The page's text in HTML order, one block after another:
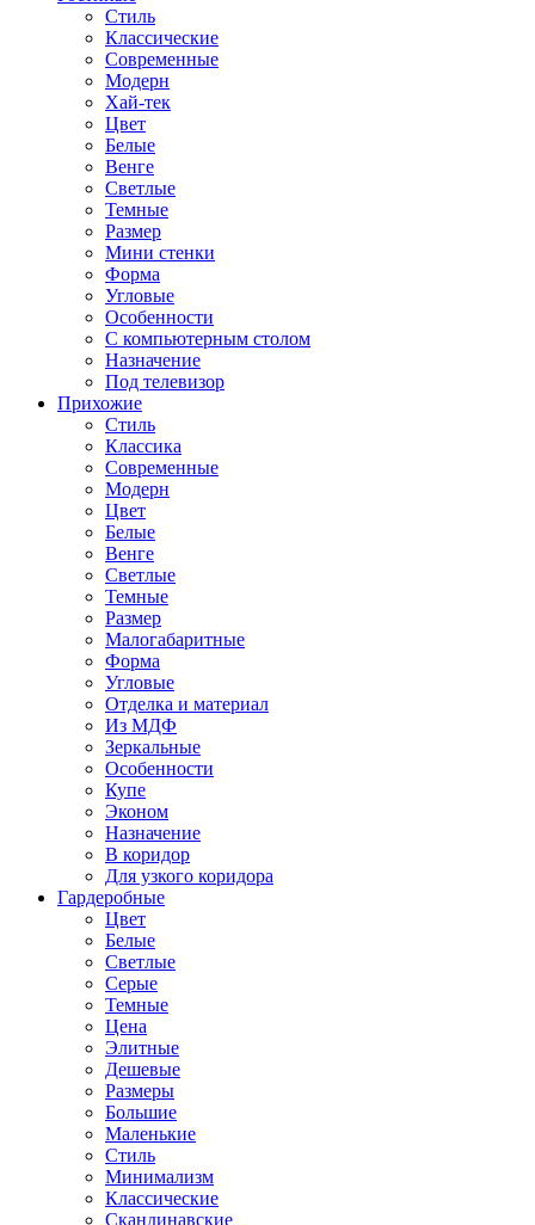
Стиль
Классические
Современные
Модерн
Хай-тек
Цвет
Белые
Венге
Светлые
Темные
Размер
Мини стенки
Форма
Угловые
Особенности
С компьютерным столом
Назначение
Под телевизор
Прихожие
Стиль
Классика
Современные
Модерн
Цвет
Белые
Венге
Светлые
Темные
Размер
Малогабаритные
Форма
Угловые
Отделка и материал
Из МДФ
Зеркальные
Особенности
Купе
Эконом
Назначение
В коридор
Для узкого коридора
Гардеробные
Цвет
Белые
Светлые
Серые
Темные
Цена
Элитные
Дешевые
Размеры
Большие
Маленькие
Стиль
Минимализм
Классические
Скандинавские